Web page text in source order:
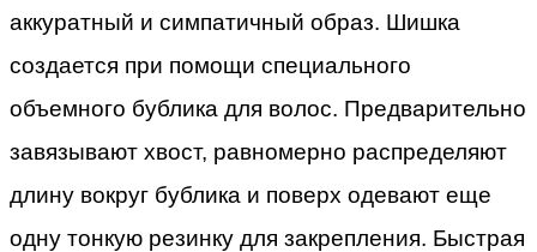
аккуратный и симпатичный образ. Шишка
создается при помощи специального
объемного бублика для волос. Предварительно
завязывают хвост, равномерно распределяют
длину вокруг бублика и поверх одевают еще
одну тонкую резинку для закрепления. Быстрая